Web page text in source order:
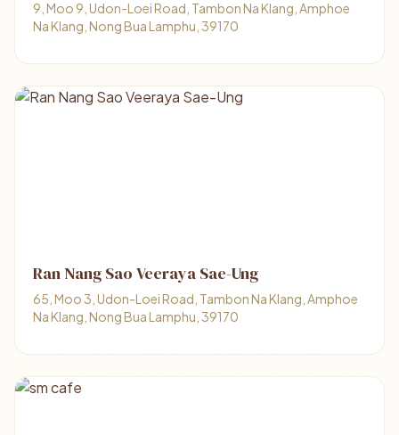
9, Moo 9, Udon-Loei Road, Tambon Na Klang, Amphoe
Na Klang, Nong Bua Lamphu, 39170
Ran Nang Sao Veeraya Sae-Ung
65, Moo 3, Udon-Loei Road, Tambon Na Klang, Amphoe
Na Klang, Nong Bua Lamphu, 39170